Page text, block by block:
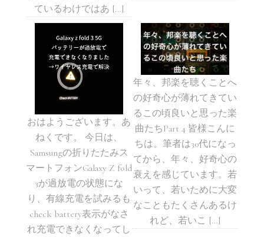
ているわけではあ […]
おはようございます。あ
ねくです。 今日は、
Samsungの折りたたみス
マートフォンGalaxy Z fold
3が過放電の状態にな
り、有線充電を試みるも
check battery表示がなさ
れ充電できなくなってし
年々、邦楽を聴くことへ
の好奇心が薄れてきてい
るこの頃良いと思った楽
曲たちPart 4 皆様こんに
ちは。筆者は30代になっ
てから、年々、好奇心の
衰えを感じています。若
いって、若いために大変
なこともたくさんあるけ
れど、若いこ […]